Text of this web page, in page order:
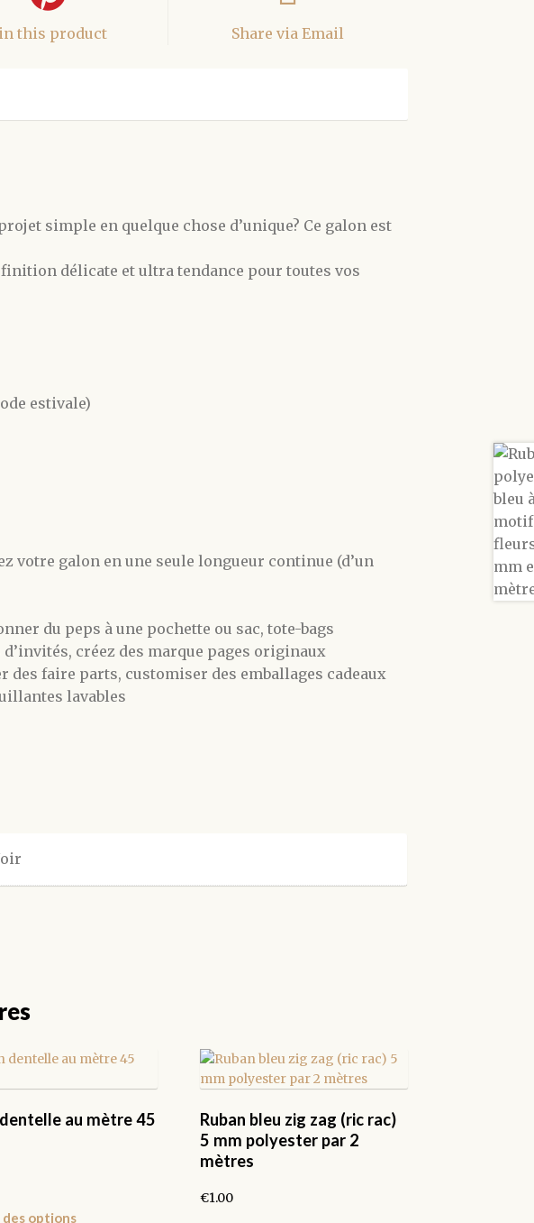
this product Share via Email
simple en quelque chose d’unique? Ce galon est
délicate et ultra tendance pour toutes vos
estivale)
votre galon en une seule longueur continue (d’un
du peps à une pochette ou sac, tote-bags
créez des marque pages originaux
des faire parts, customiser des emballages cadeaux
lavables
au mètre 45
des optionsCe
Ruban bleu zig zag (ric rac)
5 mm polyester par 2
mètres
€1.00